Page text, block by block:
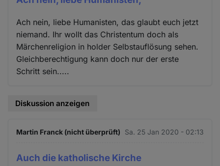
Ach nein, liebe Humanisten, das glaubt euch jetzt
niemand. Ihr wollt das Christentum doch als
Märchenreligion in holder Selbstauflösung sehen.
Gleichberechtigung kann doch nur der erste
Schritt sein.....
Diskussion anzeigen
Martin Franck (nicht überprüft) Sa. 25 Jan 2020 - 02:13
Auch die katholische Kirche